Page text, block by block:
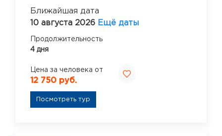
Ближайшая дата
10 августа 2026 Ещё даты
Продолжительность
4 дня
Цена за человека от
12 750 руб.
Посмотреть тур